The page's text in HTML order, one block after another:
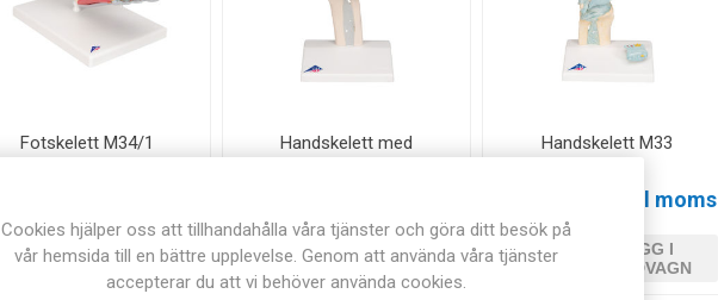
Fotskelett M34/1
i
LÄGG I
KUNDVAGN
Handskelett med
LÄGG I
KUNDVAGN
Handskelett M33
2.485,00 kr exkl moms
LÄGG I
KUNDVAGN
Cookies hjälper oss att tillhandahålla våra tjänster och göra ditt besök på
vår hemsida till en bättre upplevelse. Genom att använda våra tjänster
accepterar du att vi behöver använda cookies.